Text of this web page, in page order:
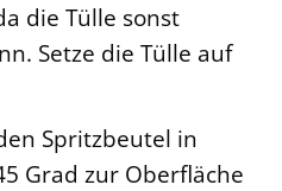
die Tülle sonst
Setze die Tülle auf
Spritzbeutel in
Grad zur Oberfläche